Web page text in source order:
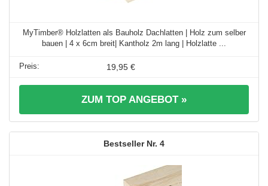
MyTimber® Holzlatten als Bauholz Dachlatten | Holz zum selber
bauen | 4 x 6cm breit| Kantholz 2m lang | Holzlatte ...
19,95 €
ZUM TOP ANGEBOT »
4